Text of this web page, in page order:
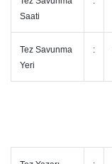
Saati
Tez Savunma
Yeri
: